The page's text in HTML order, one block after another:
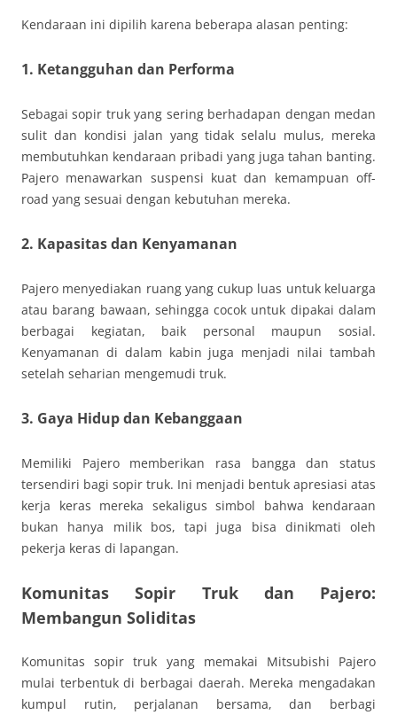
Kendaraan ini dipilih karena beberapa alasan penting:
1. Ketangguhan dan Performa
Sebagai sopir truk yang sering berhadapan dengan medan
sulit dan kondisi jalan yang tidak selalu mulus, mereka
membutuhkan kendaraan pribadi yang juga tahan banting.
Pajero menawarkan suspensi kuat dan kemampuan off-
road yang sesuai dengan kebutuhan mereka.
2. Kapasitas dan Kenyamanan
Pajero menyediakan ruang yang cukup luas untuk keluarga
atau barang bawaan, sehingga cocok untuk dipakai dalam
berbagai kegiatan, baik personal maupun sosial.
Kenyamanan di dalam kabin juga menjadi nilai tambah
setelah seharian mengemudi truk.
3. Gaya Hidup dan Kebanggaan
Memiliki Pajero memberikan rasa bangga dan status
tersendiri bagi sopir truk. Ini menjadi bentuk apresiasi atas
kerja keras mereka sekaligus simbol bahwa kendaraan
bukan hanya milik bos, tapi juga bisa dinikmati oleh
pekerja keras di lapangan.
Komunitas Sopir Truk dan Pajero:
Membangun Soliditas
Komunitas sopir truk yang memakai Mitsubishi Pajero
mulai terbentuk di berbagai daerah. Mereka mengadakan
kumpul rutin, perjalanan bersama, dan berbagi